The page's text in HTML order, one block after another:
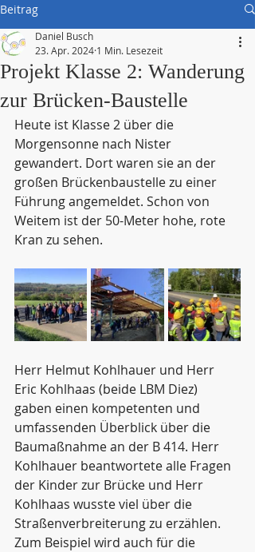
Beitrag
Projekt Klasse 2: Wanderung
zur Brücken-Baustelle
Daniel Busch
23. Apr. 2024 1 Min. Lesezeit
Heute ist Klasse 2 über die
Morgensonne nach Nister
gewandert. Dort waren sie an der
großen Brückenbaustelle zu einer
Führung angemeldet. Schon von
Weitem ist der 50-Meter hohe, rote
Kran zu sehen.
Herr Helmut Kohlhauer und Herr
Eric Kohlhaas (beide LBM Diez)
gaben einen kompetenten und
umfassenden Überblick über die
Baumaßnahme an der B 414. Herr
Kohlhauer beantwortete alle Fragen
der Kinder zur Brücke und Herr
Kohlhaas wusste viel über die
Straßenverbreiterung zu erzählen.
Zum Beispiel wird auch für die